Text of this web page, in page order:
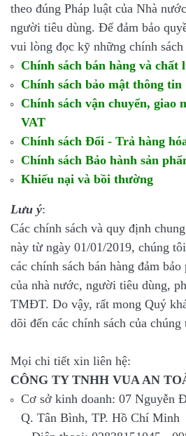
theo đúng Pháp luật của Nhà
người tiêu dùng. Để đảm bảo
vui lòng đọc kỹ những chính
Chính sách bán hàng và chất
Chính sách bảo mật thông tin
Chính sách vận chuyển, giao
VAT
Chính sách Đổi - Trả hàng
Chính sách Bảo hành sản
Khiếu nại và bồi thường
Lưu ý:
Các chính sách và quy định
này từ ngày 01/01/2019, chúng
các chính sách bán hàng đảm
của nhà nước, người tiêu dùng,
TMĐT. Do vậy, rất mong Quý
dõi đến các chính sách của chúng
Mọi chi tiết xin liên hệ:
CÔNG TY TNHH VUA AN
Cơ sở kinh doanh: 07 Nguyễn
Q. Tân Bình, TP. Hồ Chí Minh